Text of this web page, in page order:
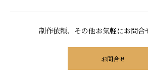
制作依頼、その他お気軽にお問合
お問合せ